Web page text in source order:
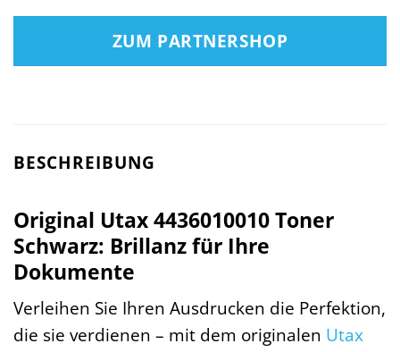
ZUM PARTNERSHOP
BESCHREIBUNG
Original Utax 4436010010 Toner
Schwarz: Brillanz für Ihre
Dokumente
Verleihen Sie Ihren Ausdrucken die Perfektion,
die sie verdienen – mit dem originalen Utax